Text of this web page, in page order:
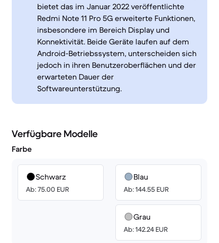
bietet das im Januar 2022 veröffentlichte
Redmi Note 11 Pro 5G erweiterte Funktionen,
insbesondere im Bereich Display und
Konnektivität. Beide Geräte laufen auf dem
Android-Betriebssystem, unterscheiden sich
jedoch in ihren Benutzeroberflächen und der
erwarteten Dauer der
Softwareunterstützung.
Verfügbare Modelle
Farbe
Schwarz
Ab: 75.00 EUR
Blau
Ab: 144.55 EUR
Grau
Ab: 142.24 EUR